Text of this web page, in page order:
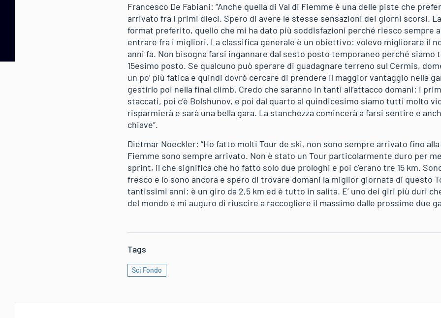
Francesco De Fabiani: “Anche quella di Val di Fiemme è una delle piste che
arrivato fra i primi dieci. Spero di avere le stesse sensazioni dei giorni scorsi.
format preferito, quello che mi ha dato più soddisfazioni perché riesco sempre
entrare fra i migliori. La classifica generale è un obiettivo: volevo migliorare il
anni fa. Non bisogna farsi ingannare dal sesto posto temporaneo perché
15esimo posto. Se qualcuno può sperare di guadagnare terreno sul Cermis,
un po’ più fatica e quindi dovrò cercare di prendere il maggior vantaggio nella
gestirlo poi nella final climb. Credo che saranno in tanti all’attacco domani: i
staccati, poi c’è Bolshunov, e poi dal quarto al quindicesimo siamo tutti molto
risparmierà e sarà una bella gara. La stanchezza comincerà a farsi sentire e
chiave”.
Dietmar Noeckler: “Ho fatto molti Tour de ski, non sono sempre arrivato fino
Fiemme sono sempre arrivato. Non è stato un Tour particolarmente duro per
sprint, il che significa che ho fatto solo due prologhi e poi c’erano tre 15 km.
fresco e lo sono ancora e spero di trovare domani la miglior giornata di questo
tantissimi anni: è un giro da 2,5 km ed è tutto in salita. E’ uno dei giri più duri
del mondo e mi auguro di riuscire a raccogliere il massimo dalle prossime due
Tags
Sci Fondo